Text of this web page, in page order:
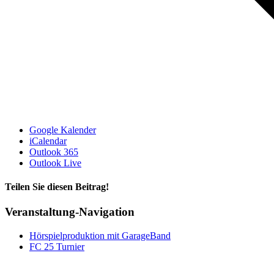
Google Kalender
iCalendar
Outlook 365
Outlook Live
Teilen Sie diesen Beitrag!
Facebook
X
Reddit
LinkedIn
WhatsApp
Telegram
Tumblr
Pinterest
Vk
Xing
E-
Veranstaltung-Navigation
Hörspielproduktion mit GarageBand
FC 25 Turnier